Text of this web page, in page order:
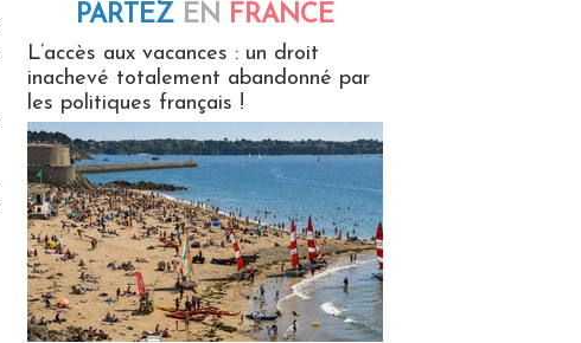
PARTEZ EN FRANCE
L’accès aux vacances : un droit
inachevé totalement abandonné par
les politiques français !